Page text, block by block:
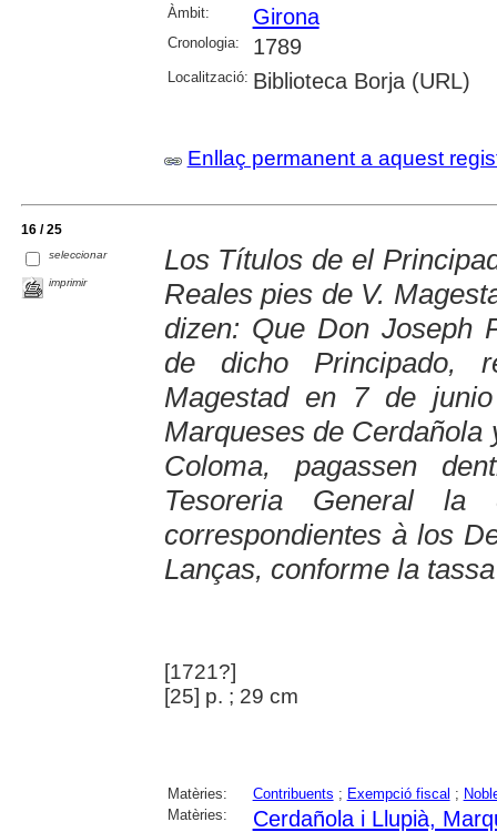
Àmbit: Girona
Cronologia: 1789
Localització: Biblioteca Borja (URL)
Enllaç permanent a aquest
16 / 25
seleccionar
imprimir
Los Títulos de el
Reales pies de V.
dizen: Que Don Joseph
de dicho Principado,
Magestad en 7 de
Marqueses de
Coloma, pagassen
Tesoreria General la
correspondientes à los
Lanças, conforme la
[1721?]
[25] p. ; 29 cm
Matèries: Contribuents ; Exempció fiscal ;
Matèries:
Cerdañola i Llupià,